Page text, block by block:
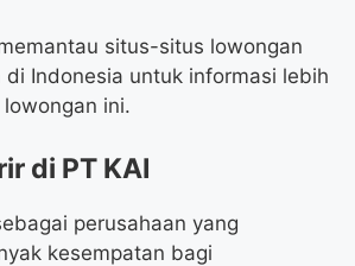
situs-situs lowongan
di Indonesia untuk informasi lebih
ini.
di PT KAI
perusahaan yang
kesempatan bagi